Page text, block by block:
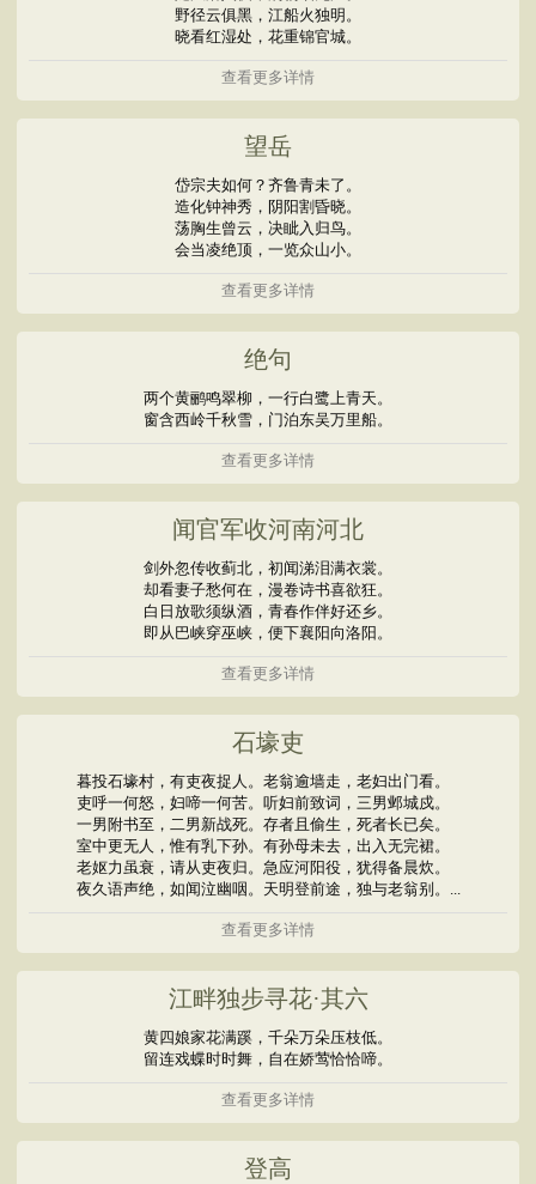
野径云俱黑，江船火独明。
晓看红湿处，花重锦官城。
查看更多详情
望岳
岱宗夫如何？齐鲁青未了。
造化钟神秀，阴阳割昏晓。
荡胸生曾云，决眦入归鸟。
会当凌绝顶，一览众山小。
查看更多详情
绝句
两个黄鹂鸣翠柳，一行白鹭上青天。
窗含西岭千秋雪，门泊东吴万里船。
查看更多详情
闻官军收河南河北
剑外忽传收蓟北，初闻涕泪满衣裳。
却看妻子愁何在，漫卷诗书喜欲狂。
白日放歌须纵酒，青春作伴好还乡。
即从巴峡穿巫峡，便下襄阳向洛阳。
查看更多详情
石壕吏
暮投石壕村，有吏夜捉人。老翁逾墙走，老妇出门看。
吏呼一何怒，妇啼一何苦。听妇前致词，三男邺城戍。
一男附书至，二男新战死。存者且偷生，死者长已矣。
室中更无人，惟有乳下孙。有孙母未去，出入无完裙。
老妪力虽衰，请从吏夜归。急应河阳役，犹得备晨炊。
夜久语声绝，如闻泣幽咽。天明登前途，独与老翁别。...
查看更多详情
江畔独步寻花·其六
黄四娘家花满蹊，千朵万朵压枝低。
留连戏蝶时时舞，自在娇莺恰恰啼。
查看更多详情
登高